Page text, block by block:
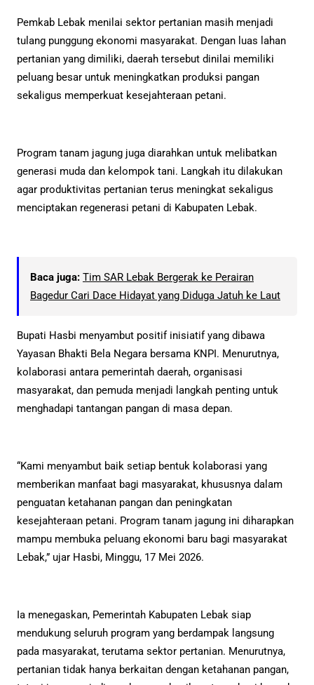
Pemkab Lebak menilai sektor pertanian masih menjadi
tulang punggung ekonomi masyarakat. Dengan luas lahan
pertanian yang dimiliki, daerah tersebut dinilai memiliki
peluang besar untuk meningkatkan produksi pangan
sekaligus memperkuat kesejahteraan petani.
Program tanam jagung juga diarahkan untuk melibatkan
generasi muda dan kelompok tani. Langkah itu dilakukan
agar produktivitas pertanian terus meningkat sekaligus
menciptakan regenerasi petani di Kabupaten Lebak.
Baca juga: Tim SAR Lebak Bergerak ke Perairan
Bagedur Cari Dace Hidayat yang Diduga Jatuh ke Laut
Bupati Hasbi menyambut positif inisiatif yang dibawa
Yayasan Bhakti Bela Negara bersama KNPI. Menurutnya,
kolaborasi antara pemerintah daerah, organisasi
masyarakat, dan pemuda menjadi langkah penting untuk
menghadapi tantangan pangan di masa depan.
“Kami menyambut baik setiap bentuk kolaborasi yang
memberikan manfaat bagi masyarakat, khususnya dalam
penguatan ketahanan pangan dan peningkatan
kesejahteraan petani. Program tanam jagung ini diharapkan
mampu membuka peluang ekonomi baru bagi masyarakat
Lebak,” ujar Hasbi, Minggu, 17 Mei 2026.
Ia menegaskan, Pemerintah Kabupaten Lebak siap
mendukung seluruh program yang berdampak langsung
pada masyarakat, terutama sektor pertanian. Menurutnya,
pertanian tidak hanya berkaitan dengan ketahanan pangan,